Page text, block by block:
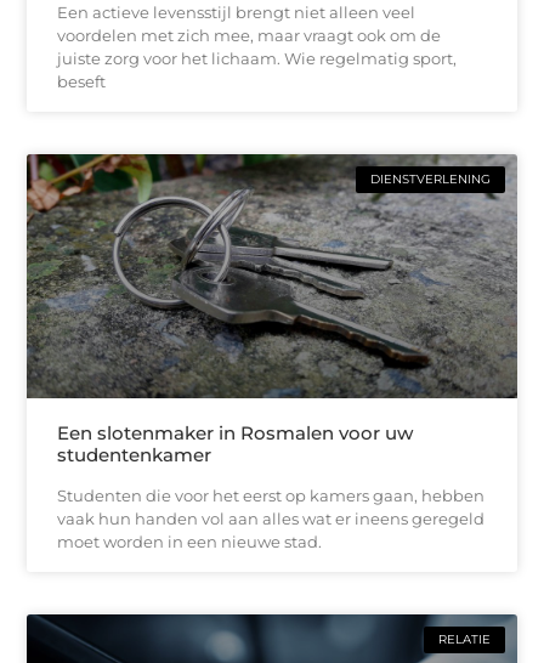
Een actieve levensstijl brengt niet alleen veel
voordelen met zich mee, maar vraagt ook om de
juiste zorg voor het lichaam. Wie regelmatig sport,
beseft
DIENSTVERLENING
Een slotenmaker in Rosmalen voor uw
studentenkamer
Studenten die voor het eerst op kamers gaan, hebben
vaak hun handen vol aan alles wat er ineens geregeld
moet worden in een nieuwe stad.
RELATIE